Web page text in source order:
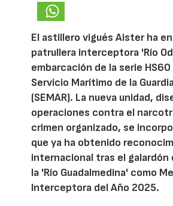
El astillero vigués Aister ha
patrullera interceptora 'Río
embarcación de la serie
Servicio Marítimo de la
(SEMAR). La nueva unidad,
operaciones contra el
crimen organizado, se
que ya ha obtenido
internacional tras el galardón
la 'Río Guadalmedina' como
Interceptora del Año 2025.